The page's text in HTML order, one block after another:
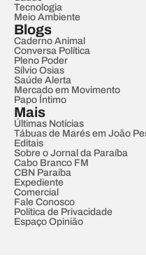
Tecnologia
Meio Ambiente
Blogs
Caderno Animal
Conversa Política
Pleno Poder
Sílvio Osias
Saúde Alerta
Mercado em Movimento
Papo Íntimo
Mais
Últimas Notícias
Tábuas de Marés em João
Editais
Sobre o Jornal da Paraíba
Cabo Branco FM
CBN Paraíba
Expediente
Comercial
Fale Conosco
Política de Privacidade
Espaço Opinião